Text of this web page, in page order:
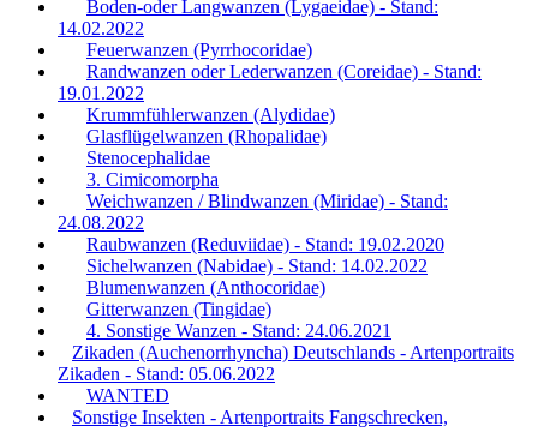
Boden-oder Langwanzen (Lygaeidae) - Stand:
14.02.2022
Feuerwanzen (Pyrrhocoridae)
Randwanzen oder Lederwanzen (Coreidae) - Stand:
19.01.2022
Krummfühlerwanzen (Alydidae)
Glasflügelwanzen (Rhopalidae)
Stenocephalidae
3. Cimicomorpha
Weichwanzen / Blindwanzen (Miridae) - Stand:
24.08.2022
Raubwanzen (Reduviidae) - Stand: 19.02.2020
Sichelwanzen (Nabidae) - Stand: 14.02.2022
Blumenwanzen (Anthocoridae)
Gitterwanzen (Tingidae)
4. Sonstige Wanzen - Stand: 24.06.2021
Zikaden (Auchenorrhyncha) Deutschlands - Artenportraits
Zikaden - Stand: 05.06.2022
WANTED
Sonstige Insekten - Artenportraits Fangschrecken,